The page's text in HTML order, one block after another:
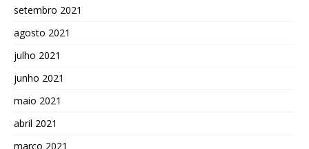
setembro 2021
agosto 2021
julho 2021
junho 2021
maio 2021
abril 2021
março 2021